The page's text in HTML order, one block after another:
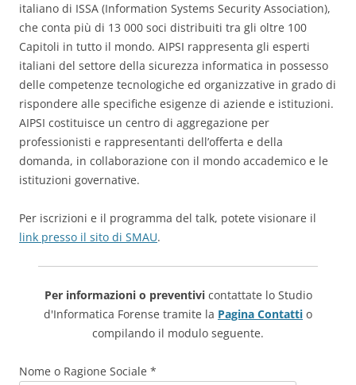
italiano di ISSA (Information Systems Security Association),
che conta più di 13 000 soci distribuiti tra gli oltre 100
Capitoli in tutto il mondo. AIPSI rappresenta gli esperti
italiani del settore della sicurezza informatica in possesso
delle competenze tecnologiche ed organizzative in grado di
rispondere alle specifiche esigenze di aziende e istituzioni.
AIPSI costituisce un centro di aggregazione per
professionisti e rappresentanti dell’offerta e della
domanda, in collaborazione con il mondo accademico e le
istituzioni governative.
Per iscrizioni e il programma del talk, potete visionare il
link presso il sito di SMAU.
Per informazioni o preventivicontattate lo Studio
d'Informatica Forense tramite la Pagina Contatti o
compilando il modulo seguente.
Nome o Ragione Sociale *